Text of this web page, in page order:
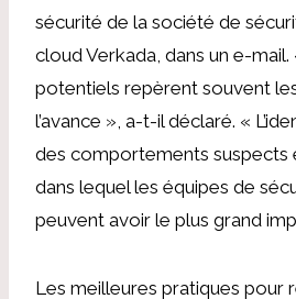
sécurité de la société de
cloud Verkada, dans un e-
potentiels repèrent souvent
l’avance », a-t-il déclaré. «
des comportements suspects
dans lequel les équipes de
peuvent avoir le plus grand
Les meilleures pratiques pour